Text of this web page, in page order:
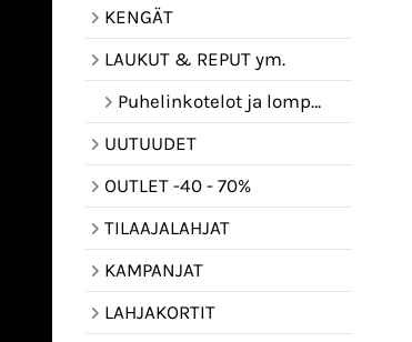
KENGÄT
LAUKUT & REPUT ym.
Puhelinkotelot ja lompakot
UUTUUDET
OUTLET -40 - 70%
TILAAJALAHJAT
KAMPANJAT
LAHJAKORTIT